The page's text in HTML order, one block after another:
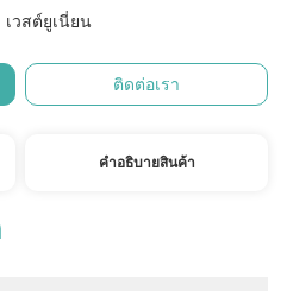
เวสต์ยูเนี่ยน
ติดต่อเรา
คําอธิบายสินค้า